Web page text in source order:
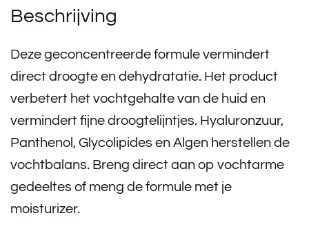
Beschrijving
Deze geconcentreerde formule vermindert
direct droogte en dehydratatie. Het product
verbetert het vochtgehalte van de huid en
vermindert fijne droogtelijntjes. Hyaluronzuur,
Panthenol, Glycolipides en Algen herstellen de
vochtbalans. Breng direct aan op vochtarme
gedeeltes of meng de formule met je
moisturizer.